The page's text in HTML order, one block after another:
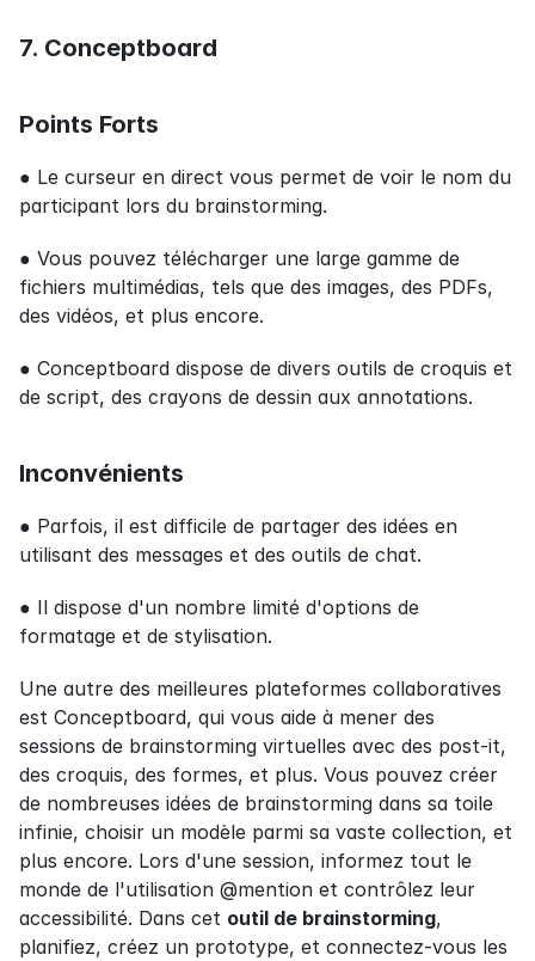
7. Conceptboard
Points Forts
● Le curseur en direct vous permet de voir le nom du
participant lors du brainstorming.
● Vous pouvez télécharger une large gamme de
fichiers multimédias, tels que des images, des PDFs,
des vidéos, et plus encore.
● Conceptboard dispose de divers outils de croquis et
de script, des crayons de dessin aux annotations.
Inconvénients
● Parfois, il est difficile de partager des idées en
utilisant des messages et des outils de chat.
● Il dispose d'un nombre limité d'options de
formatage et de stylisation.
Une autre des meilleures plateformes collaboratives
est Conceptboard, qui vous aide à mener des
sessions de brainstorming virtuelles avec des post-it,
des croquis, des formes, et plus. Vous pouvez créer
de nombreuses idées de brainstorming dans sa toile
infinie, choisir un modèle parmi sa vaste collection, et
plus encore. Lors d'une session, informez tout le
monde de l'utilisation @mention et contrôlez leur
accessibilité. Dans cet outil de brainstorming,
planifiez, créez un prototype, et connectez-vous les